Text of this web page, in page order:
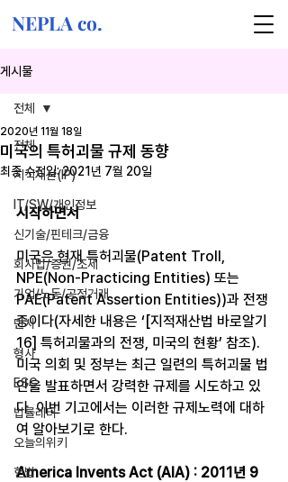
NEPLA co.
게시물
전체
지식재산(IP)
IT/SW/개인정보
신기술/핀테크/금융
회사법/증권/조세
기업/노동/공정거래
민사
형사
ESG
법률레터
오늘의위키
헌법
전체
미국의 특허괴물 규제 동향
2020년 11월 18일
최종 수정일:2021년 7월 20일
시작하면서
미국은 현재 특허괴물(Patent Troll,
NPE(Non-Practicing Entities) 또는
PAE(Patent Assertion Entities))과 전쟁
중이다(자세한 내용은 ‘[지적재산법 바로알기
16] 특허괴물과의 전쟁, 미국의 현황’ 참조).
미국 의회 및 정부는 최근 일련의 특허괴물 법
안을 발표하면서 강력한 규제를 시도하고 있
다. 이번 기고에서는 이러한 규제노력에 대하
여 알아보기로 한다.
America Invents Act (AIA) : 2011년 9